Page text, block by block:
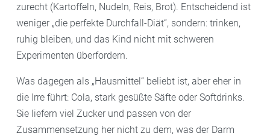
zurecht (Kartoffeln, Nudeln, Reis, Brot). Entscheidend ist
weniger „die perfekte Durchfall-Diät“, sondern: trinken,
ruhig bleiben, und das Kind nicht mit schweren
Experimenten überfordern.
Was dagegen als „Hausmittel“ beliebt ist, aber eher in
die Irre führt: Cola, stark gesüßte Säfte oder Softdrinks.
Sie liefern viel Zucker und passen von der
Zusammensetzung her nicht zu dem, was der Darm